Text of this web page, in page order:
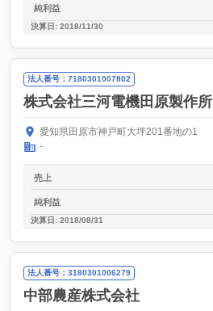
純利益
決算日: 2018/11/30
法人番号：7180301007802
株式会社三河電機田原製作所
愛知県田原市神戸町大坪201番地の1
-
売上
純利益
決算日: 2018/08/31
法人番号：3180301006279
中部農産株式会社